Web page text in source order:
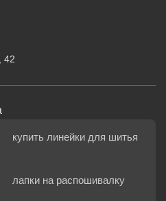
42
купить линейки для шитья
лапки на распошивалку